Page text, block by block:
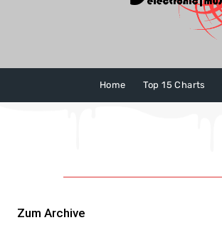
Home Top 15 Charts
Zum Archive